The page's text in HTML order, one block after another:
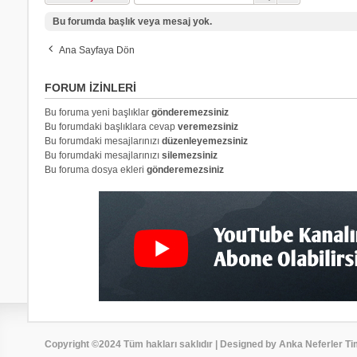
Bu forumda başlık veya mesaj yok.
Ana Sayfaya Dön
FORUM IZINLERI
Bu foruma yeni başlıklar gönderemezsiniz
Bu forumdaki başlıklara cevap veremezsiniz
Bu forumdaki mesajlarınızı düzenleyemezsiniz
Bu forumdaki mesajlarınızı silemezsiniz
Bu foruma dosya ekleri gönderemezsiniz
Copyright ©2024 Tüm hakları saklıdır | Designed by Anka Neferler